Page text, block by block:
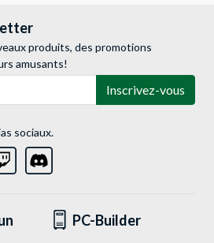
produits, des promotions
amusants!
Inscrivez-vous
sociaux.
PC-Builder